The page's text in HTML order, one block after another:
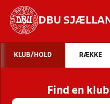
DBU
STILLINGER,
KLUB/HOLD RÆKKE
Find en